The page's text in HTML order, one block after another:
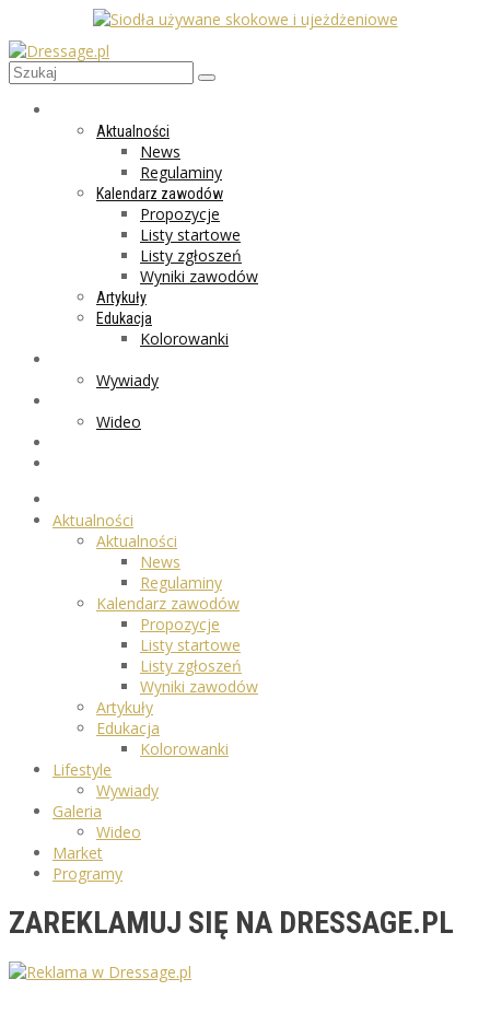
Aktualności
News
Regulaminy
Kalendarz zawodów
Propozycje
Listy startowe
Listy zgłoszeń
Wyniki zawodów
Artykuły
Edukacja
Kolorowanki
Wywiady
Wideo
Aktualności
Aktualności
News
Regulaminy
Kalendarz zawodów
Propozycje
Listy startowe
Listy zgłoszeń
Wyniki zawodów
Artykuły
Edukacja
Kolorowanki
Lifestyle
Wywiady
Galeria
Wideo
Market
Programy
ZAREKLAMUJ SIĘ NA DRESSAGE.PL